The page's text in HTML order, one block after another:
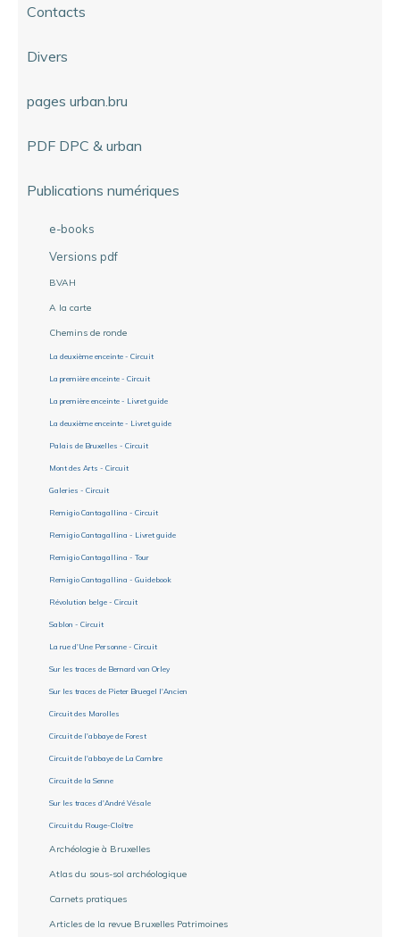
Contacts
Divers
pages urban.bru
PDF DPC & urban
Publications numériques
e-books
Versions pdf
BVAH
A la carte
Chemins de ronde
La deuxième enceinte - Circuit
La première enceinte - Circuit
La première enceinte - Livret guide
La deuxième enceinte - Livret guide
Palais de Bruxelles - Circuit
Mont des Arts - Circuit
Galeries - Circuit
Remigio Cantagallina - Circuit
Remigio Cantagallina - Livret guide
Remigio Cantagallina - Tour
Remigio Cantagallina - Guidebook
Révolution belge - Circuit
Sablon - Circuit
La rue d'Une Personne - Circuit
Sur les traces de Bernard van Orley
Sur les traces de Pieter Bruegel l'Ancien
Circuit des Marolles
Circuit de l'abbaye de Forest
Circuit de l'abbaye de La Cambre
Circuit de la Senne
Sur les traces d'André Vésale
Circuit du Rouge-Cloître
Archéologie à Bruxelles
Atlas du sous-sol archéologique
Carnets pratiques
Articles de la revue Bruxelles Patrimoines